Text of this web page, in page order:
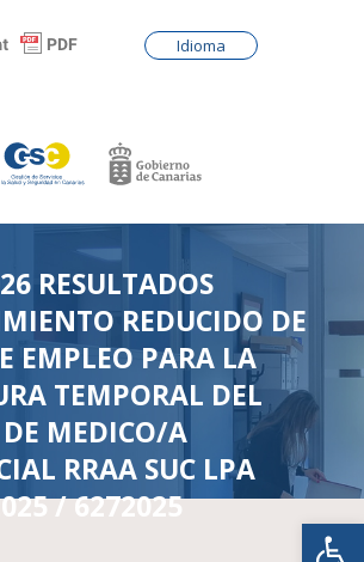
Idioma
RESULTADOS
REDUCIDO DE
EMPLEO PARA LA
TEMPORAL DEL
MEDICO/A
RRAA SUC LPA
/ 6272025